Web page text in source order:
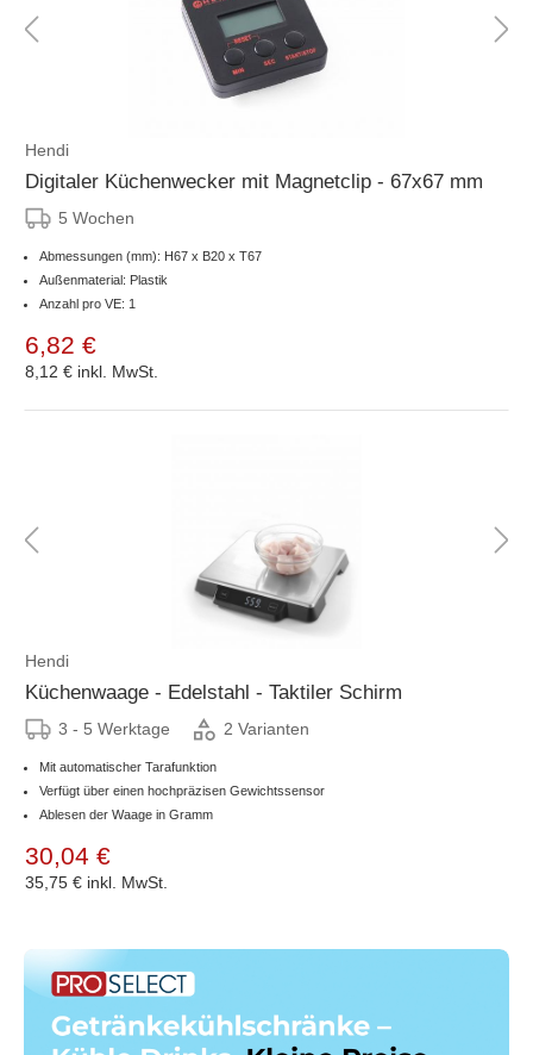
Hendi
Digitaler Küchenwecker mit Magnetclip - 67x67 mm
5 Wochen
Abmessungen (mm): H67 x B20 x T67
Außenmaterial: Plastik
Anzahl pro VE: 1
6,82 €
8,12 € inkl. MwSt.
Hendi
Küchenwaage - Edelstahl - Taktiler Schirm
3 - 5 Werktage 2 Varianten
Mit automatischer Tarafunktion
Verfügt über einen hochpräzisen Gewichtssensor
Ablesen der Waage in Gramm
30,04 €
35,75 € inkl. MwSt.